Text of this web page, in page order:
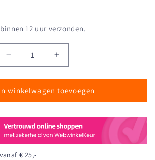
12 uur verzonden.
Aantal
verlagen
voor
Extravaganza:
strategisch
sync
battle
bordspel
Aantal
verhogen
voor
Extravaganza:
strategisch
sync
battle
bordspel
winkelwagen toevoegen
€ 25,-